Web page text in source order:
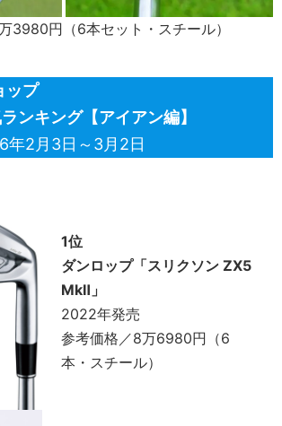
3980円（6本セット・スチール）
ップ
ンキング【アイアン編】
年2月3日～3月2日
1位
ダンロップ「スリクソン ZX5
MkⅡ」
2022年発売
参考価格／8万6980円（6
本・スチール）